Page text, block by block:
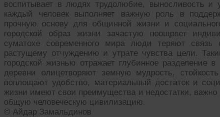
воспитывает в людях трудолюбие, выносливость и
каждый человек выполняет важную роль в
прочную основу для общинной жизни и
городской образ жизни зачастую поощряет
суматохе современного мира люди теряют
растущему отчуждению и утрате чувства цели.
городской жизнью отражает глубинное
деревни олицетворяют земную мудрость,
воплощают удобство, материальный достаток и
жизни имеют свои преимущества и недостатки, важно
общую человеческую цивилизацию.
© Айдар Замальдинов